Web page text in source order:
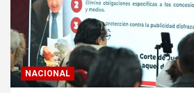
NACIONAL